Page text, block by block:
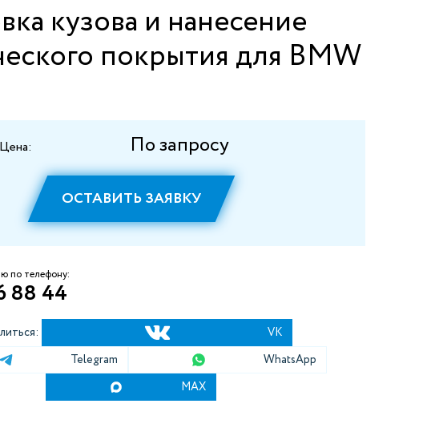
кузова и нанесение
покрытия для BMW
Цена: По запросу
ОСТАВИТЬ ЗАЯВКУ
по телефону:
88 44
VK
Telegram
WhatsApp
MAX